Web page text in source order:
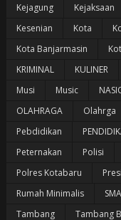
Kejagung
Kejaksaan
Kesenian
Kota
Kota Banjarmasin
KRIMINAL
KULINER
Musi
Music
OLAHRAGA
Olahrga
Pebdidikan
Peternakan
Polisi
Polres Kotabaru
Rumah Minimalis
Tambang
Tambang